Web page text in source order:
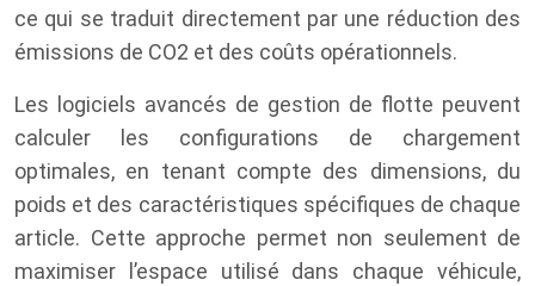
ce qui se traduit directement par une réduction des
émissions de CO2 et des coûts opérationnels.
Les logiciels avancés de gestion de flotte peuvent
calculer les configurations de chargement
optimales, en tenant compte des dimensions, du
poids et des caractéristiques spécifiques de chaque
article. Cette approche permet non seulement de
maximiser l’espace utilisé dans chaque véhicule,